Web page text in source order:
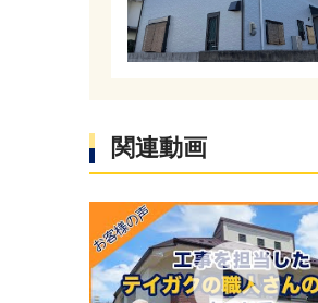
関連動画